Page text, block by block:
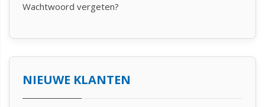
Wachtwoord vergeten?
NIEUWE KLANTEN